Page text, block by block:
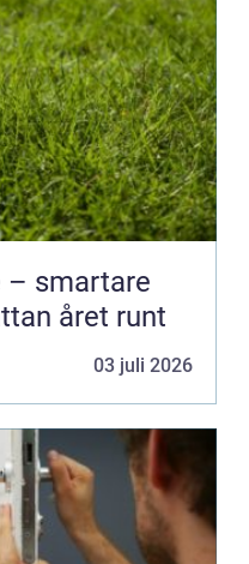
– smartare
året runt
03 juli 2026